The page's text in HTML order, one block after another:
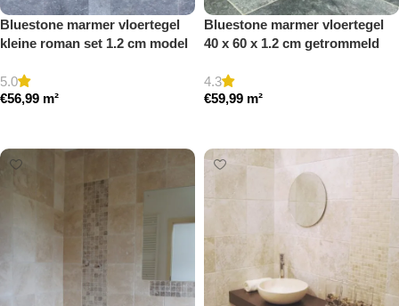
Bluestone marmer vloertegel
kleine roman set 1.2 cm model
5.0
€56,99 m²
Bluestone marmer vloertegel
40 x 60 x 1.2 cm getrommeld
4.3
€59,99 m²